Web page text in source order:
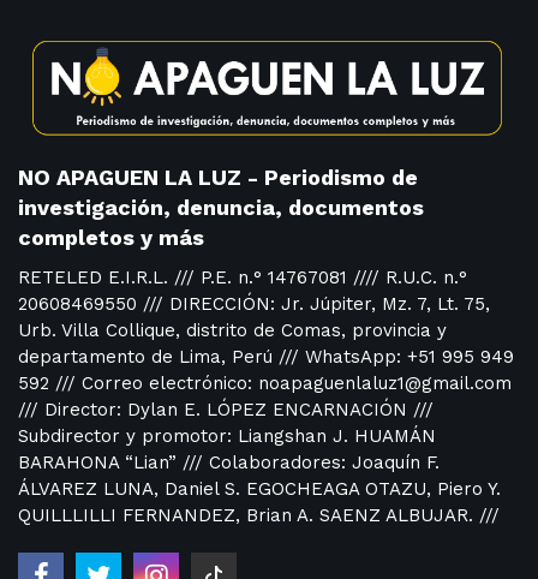
NO APAGUEN LA LUZ - Periodismo de
investigación, denuncia, documentos
completos y más
RETELED E.I.R.L. /// P.E. n.° 14767081 //// R.U.C. n.°
20608469550 /// DIRECCIÓN: Jr. Júpiter, Mz. 7, Lt. 75,
Urb. Villa Collique, distrito de Comas, provincia y
departamento de Lima, Perú /// WhatsApp: +51 995 949
592 /// Correo electrónico: noapaguenlaluz1@gmail.com
/// Director: Dylan E. LÓPEZ ENCARNACIÓN ///
Subdirector y promotor: Liangshan J. HUAMÁN
BARAHONA “Lian” /// Colaboradores: Joaquín F.
ÁLVAREZ LUNA, Daniel S. EGOCHEAGA OTAZU, Piero Y.
QUILLLILLI FERNANDEZ, Brian A. SAENZ ALBUJAR. ///